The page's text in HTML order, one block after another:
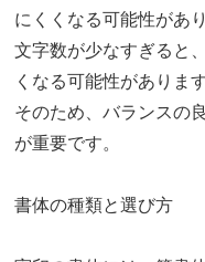
にくくなる可能性があ
文字数が少なすぎると
くなる可能性があります
そのため、バランスの
が重要です。
書体の種類と選び方